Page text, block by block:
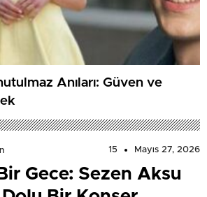
Anıları: Güven ve
15 Mayıs 27, 2026
Gece: Sezen Aksu